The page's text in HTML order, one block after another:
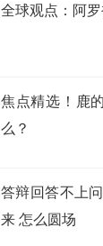
全球观点：阿
焦点精选！鹿
么？
答辩回答不上
来 怎么圆场